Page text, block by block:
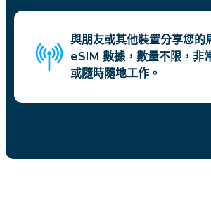
與朋友或其他裝置分享您的
eSIM 數據，數量不限，非
或隨時隨地工作。